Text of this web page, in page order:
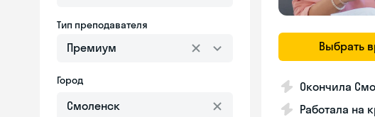
Тип преподавателя
Премиум
Город
Выбрать
Окончила
Работала на